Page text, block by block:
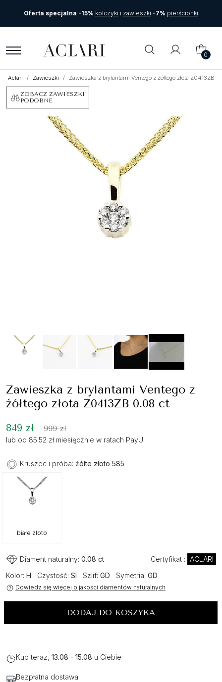
Oferta specjalna -15% kolczyki i zawieszki -7% pierścionki
0
Aclari Zawieszki Zawieszka z brylantami Ventego z żółtego złota Z0413ZB
ZOBACZ ZAWIESZKI
PODOBNE
Zawieszka z brylantami Ventego z
żółtego złota Z0413ZB 0.08 ct
849 zł 999 zł
lub od 85.52 zł miesięcznie w ratach PayU
Kruszec i próba: żółte złoto 585
białe złoto
Diament naturalny: 0.08 ct Certyfikat : ACLARI
Kolor: H Czystość: SI Szlif: GD Symetria: GD
Dowiedz się więcej o jakości diamentów naturalnych
DODAJ DO KOSZYKA
Kup teraz, 13.08 - 15.08 u Ciebie
Bezpłatna dostawa